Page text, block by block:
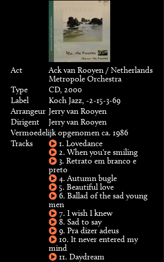
Act
Ack van Rooyen / Netherlands
Metropole Orchestra
Type
CD, 2000
Label
Koch Jazz, -2-15-3-69
Arrangeur Jerry van Rooyen
Dirigent
Jerry van Rooyen
Vermoedelijk opgenomen ca. 1986
Tracks
1. Lovedance
2. When you're smiling
3. Retrato em branco e
preto
4. Autumn bugle
5. Beautiful love
6. Ballad of the sad young
men
7. I wish I knew
8. Sad to say
9. Pra dizer adeus
10. It never entered my
mind
11. Daydream